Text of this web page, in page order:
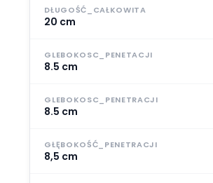
DŁUGOŚĆ_CAŁKOWITA
20 cm
GLEBOKOSC_PENETACJI
8.5 cm
GLEBOKOSC_PENETRACJI
8.5 cm
GŁĘBOKOŚĆ_PENETRACJI
8,5 cm